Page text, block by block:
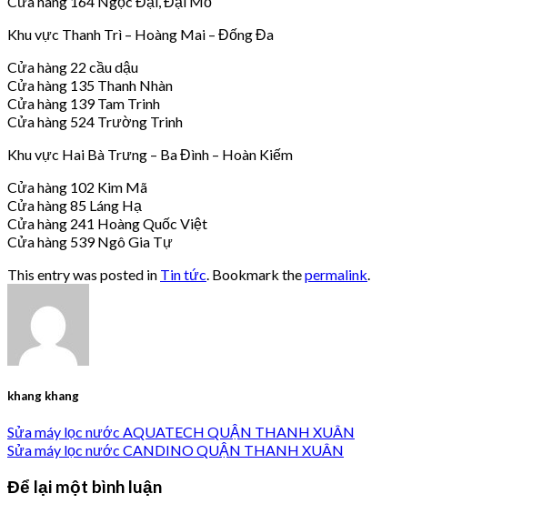
Khu vực Thanh Trì – Hoàng Mai – Đống Đa
Cửa hàng 22 cầu dậu
Cửa hàng 135 Thanh Nhàn
Cửa hàng 139 Tam Trinh
Cửa hàng 524 Trường Trinh
Khu vực Hai Bà Trưng – Ba Đình – Hoàn Kiếm
Cửa hàng 102 Kim Mã
Cửa hàng 85 Láng Hạ
Cửa hàng 241 Hoàng Quốc Việt
Cửa hàng 539 Ngô Gia Tự
This entry was posted in Tin tức . Bookmark thepermalink
khang khang
Sửa máy lọc nước AQUATECH QUẬN THANH XUÂN
Sửa máy lọc nước CANDINO QUẬN THANH XUÂN
Để lại một bình luận